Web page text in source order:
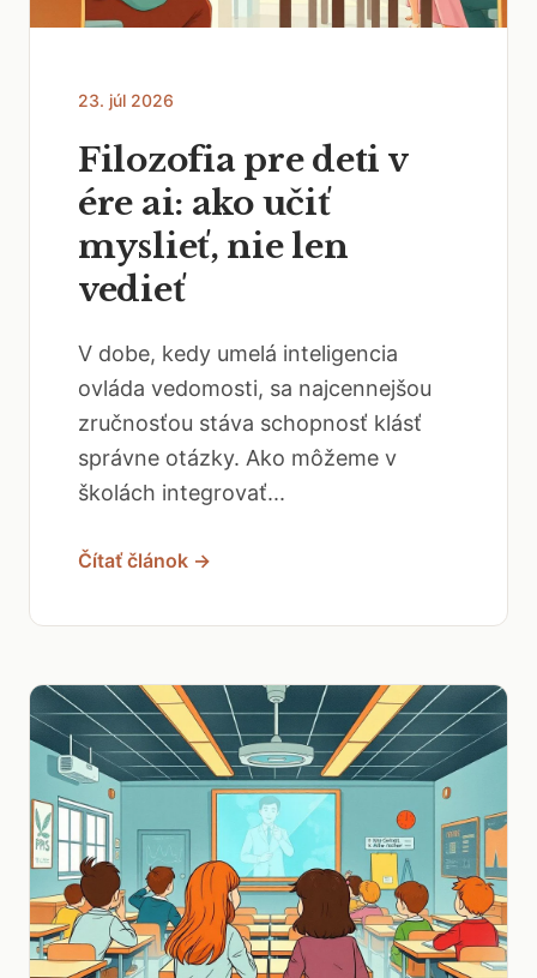
23. júl 2026
Filozofia pre deti v
ére ai: ako učiť
myslieť, nie len
vedieť
V dobe, kedy umelá inteligencia
ovláda vedomosti, sa najcennejšou
zručnosťou stáva schopnosť klásť
správne otázky. Ako môžeme v
školách integrovať...
Čítať článok →